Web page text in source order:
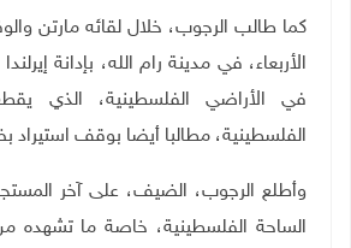
كما طالب الرجوب، خلال لقائه مارتن
الأربعاء، في مدينة رام الله، بإدانة
في الأراضي الفلسطينية، الذي
الفلسطينية، مطالبا أيضا بوقف استيراد
وأطلع الرجوب، الضيف، على آخر
الساحة الفلسطينية، خاصة ما تشهده